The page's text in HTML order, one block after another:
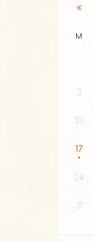
M
3
10
17
24
31